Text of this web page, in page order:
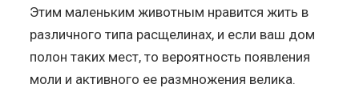
Этим маленьким животным нравится жить в
различного типа расщелинах, и если ваш дом
полон таких мест, то вероятность появления
моли и активного ее размножения велика.